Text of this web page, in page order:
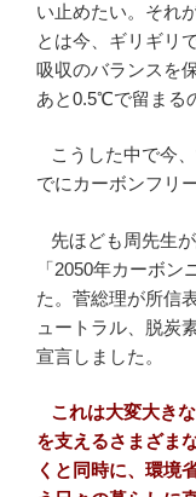
い止めたい。それ
とは今、ギリギリ
吸収のバランスを
あと0.5℃で留まる
こうした中で今
でにカーボンフリ
先ほども周先生
「2050年カーボ
た。菅総理が所信
ュートラル、脱炭
宣言しました。
これは大変大き
を支えるさまざま
くと同時に、環境